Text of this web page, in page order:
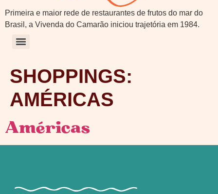
Primeira e maior rede de restaurantes de frutos do mar do
Brasil, a Vivenda do Camarão iniciou trajetória em 1984.
SHOPPINGS:
AMÉRICAS
Américas